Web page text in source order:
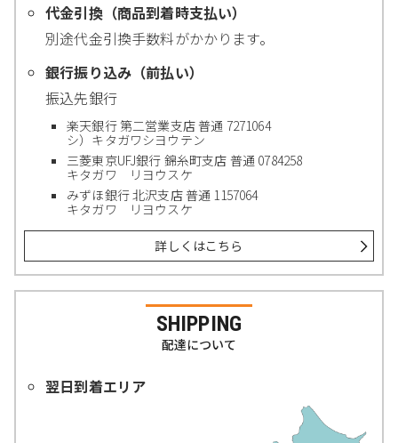
代金引換（商品到着時支払い）
別途代金引換手数料がかかります。
銀行振り込み（前払い）
振込先銀行
楽天銀行 第二営業支店 普通 7271064
シ）キタガワシヨウテン
三菱東京UFJ銀行 錦糸町支店 普通 0784258
キタガワ リヨウスケ
みずほ銀行 北沢支店 普通 1157064
キタガワ リヨウスケ
詳しくはこちら
SHIPPING
配達について
翌日到着エリア